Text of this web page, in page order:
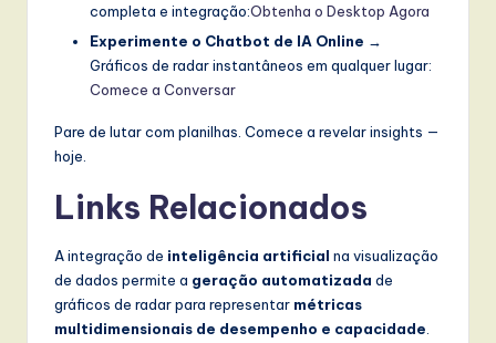
completa e integração:Obtenha o Desktop Agora
Experimente o Chatbot de IA Online →
Gráficos de radar instantâneos em qualquer lugar:
Comece a Conversar
Pare de lutar com planilhas. Comece a revelar insights —
hoje.
Links Relacionados
A integração de inteligência artificial na visualização
de dados permite a geração automatizada de
gráficos de radar para representar métricas
multidimensionais de desempenho e capacidade